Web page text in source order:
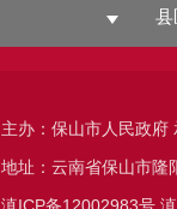
县
主办：保山市人民政府
地址：云南省保山市隆